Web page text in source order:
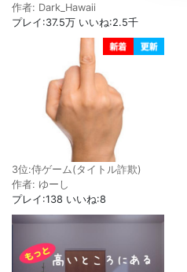
作者: Dark_Hawaii
プレイ:37.5万 いいね:2.5千
3位:侍ゲーム(タイトル詐欺)
作者: ゆーし
プレイ:138 いいね:8